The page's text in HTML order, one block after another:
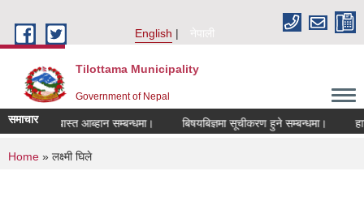
English
नेपाली
Tilottama Municipality
Government of Nepal
समाचार
दरखास्त आब्हान सम्बन्धमा। बिषयबिज्ञमा सूचीकरण हुने सम्बन्धमा।
You are here
Home » लक्ष्मी घिले